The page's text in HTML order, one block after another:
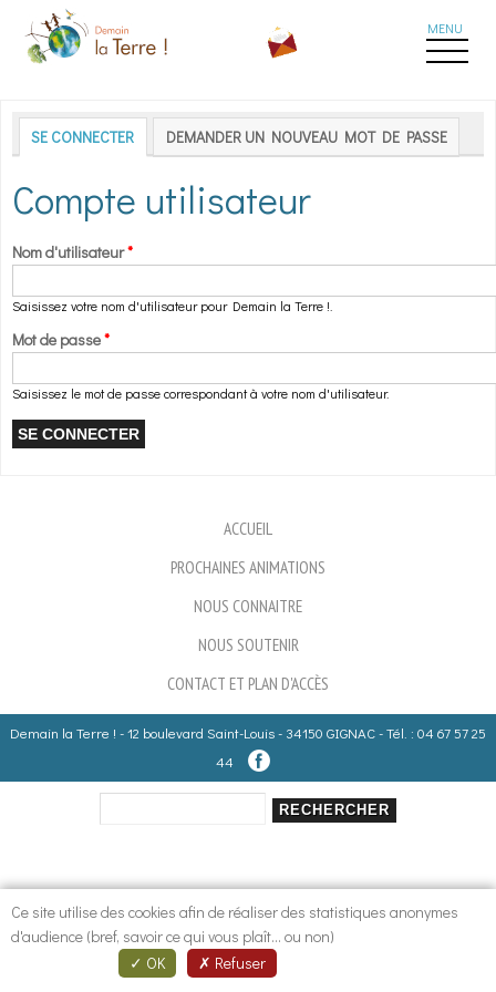
Aller au contenu principal
Onglets principaux
SE CONNECTER (ONGLET ACTIF)
DEMANDER UN NOUVEAU MOT DE PASSE
Compte utilisateur
Nom d'utilisateur*
Saisissez votre nom d'utilisateur pour Demain la Terre !.
Mot de passe*
Saisissez le mot de passe correspondant à votre nom d'utilisateur.
ACCUEIL
PROCHAINES ANIMATIONS
NOUS CONNAITRE
NOUS SOUTENIR
CONTACT ET PLAN D'ACCÈS
Demain la Terre ! - 12 boulevard Saint-Louis - 34150 GIGNAC - Tél. : 04 67 57 25
44
Ce site utilise des cookies afin de réaliser des statistiques anonymes
d'audience (bref, savoir ce qui vous plaît... ou non)
OK
Refuser